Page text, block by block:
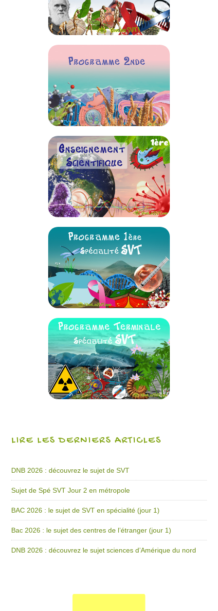
LIRE LES DERNIERS ARTICLES
DNB 2026 : découvrez le sujet de SVT
Sujet de Spé SVT Jour 2 en métropole
BAC 2026 : le sujet de SVT en spécialité (jour 1)
Bac 2026 : le sujet des centres de l’étranger (jour 1)
DNB 2026 : découvrez le sujet sciences d’Amérique du nord